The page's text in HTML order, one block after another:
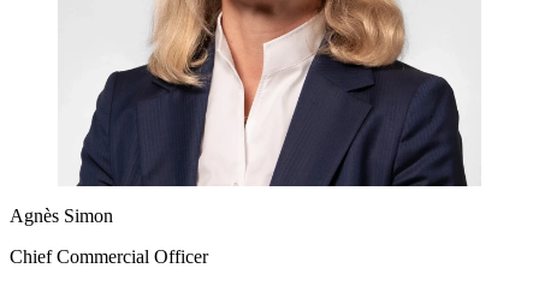
Agnès Simon
Chief Commercial Officer